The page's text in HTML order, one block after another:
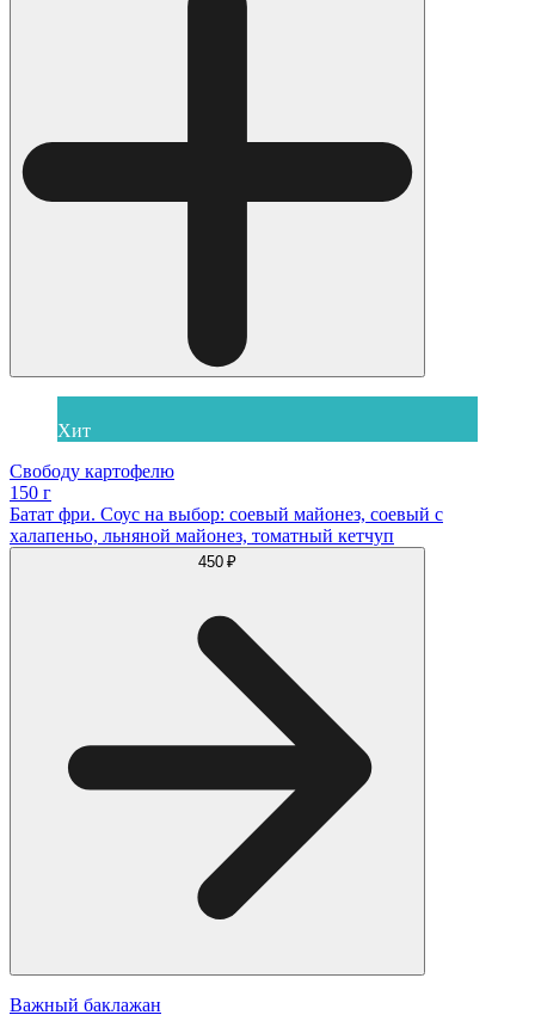
Хит
Свободу картофелю
150 г
Батат фри. Соус на выбор: соевый майонез, соевый с
халапеньо, льняной майонез, томатный кетчуп
450 ₽
Важный баклажан